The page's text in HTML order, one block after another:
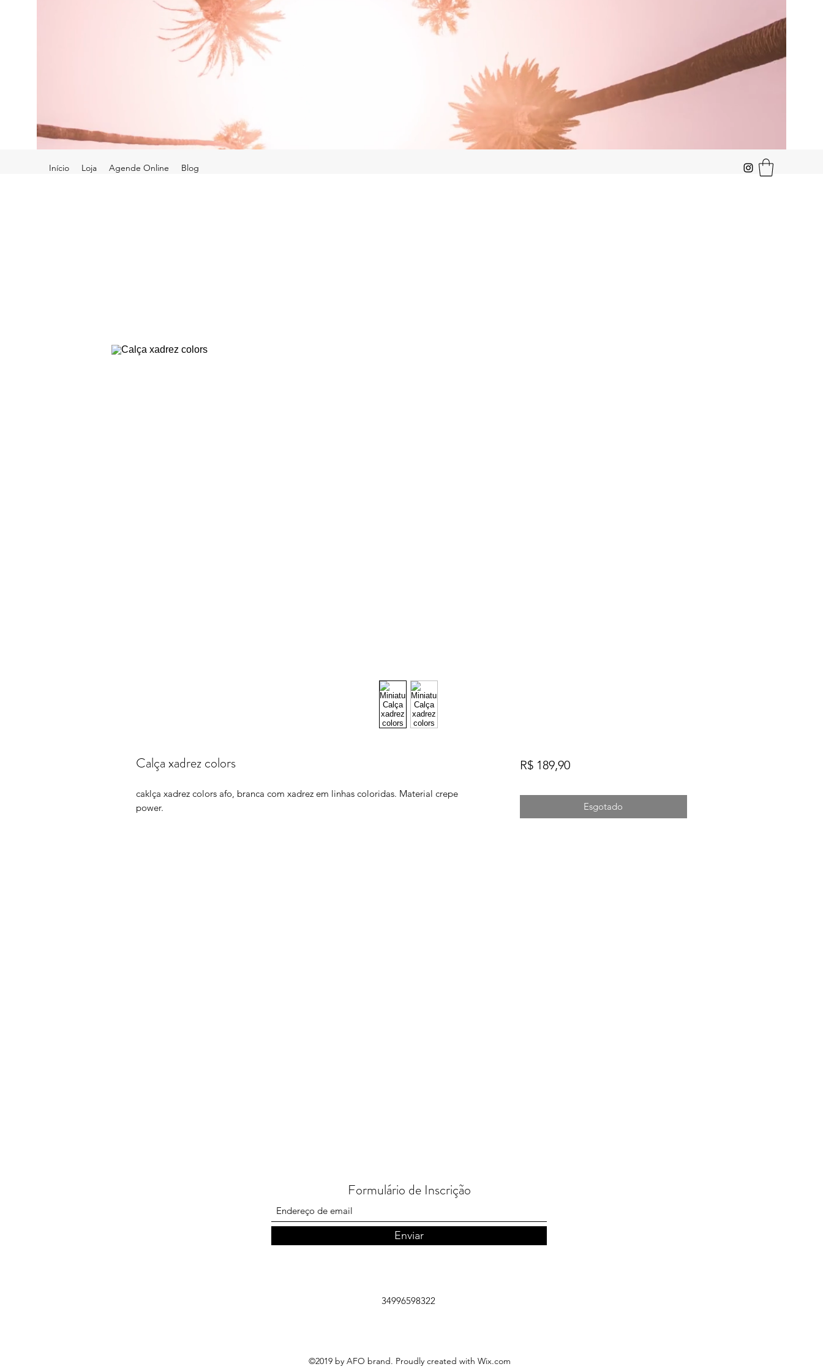
Início Loja Agende Online Blog
Calça xadrez colors
caklça xadrez colors afo, branca com xadrez em linhas coloridas. Material crepe
power.
R$ 189,90Preço
Esgotado
Formulário de Inscrição
Enviar
34996598322
©2019 by AFO brand. Proudly created with Wix.com